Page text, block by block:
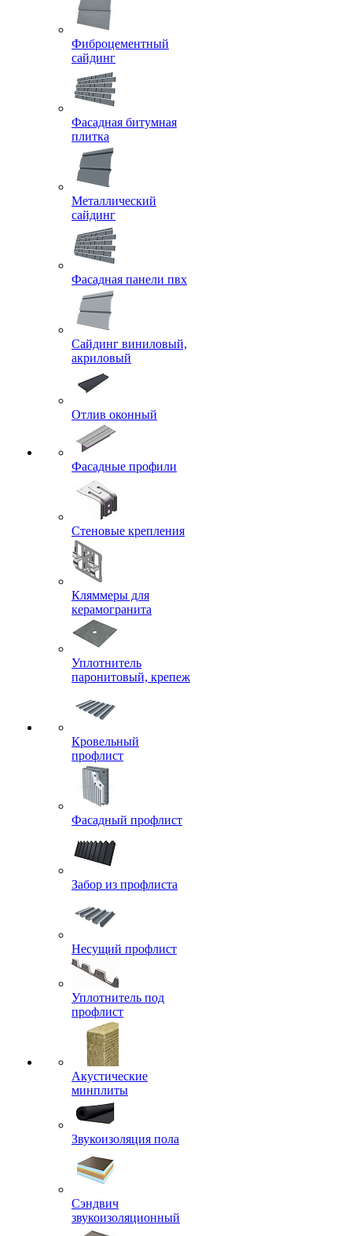
Фиброцементный
сайдинг
Фасадная битумная
плитка
Металлический
сайдинг
Фасадная панели пвх
Сайдинг виниловый,
акриловый
Отлив оконный
Фасадные профили
Стеновые крепления
Кляммеры для
керамогранита
Уплотнитель
паронитовый, крепеж
Кровельный
профлист
Фасадный профлист
Забор из профлиста
Несущий профлист
Уплотнитель под
профлист
Акустические
минплиты
Звукоизоляция пола
Сэндвич
звукоизоляционный